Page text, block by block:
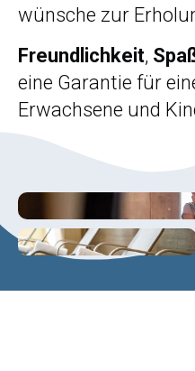
wünsche zur
Freundlichkeit,
eine Garantie für
Erwachsene und